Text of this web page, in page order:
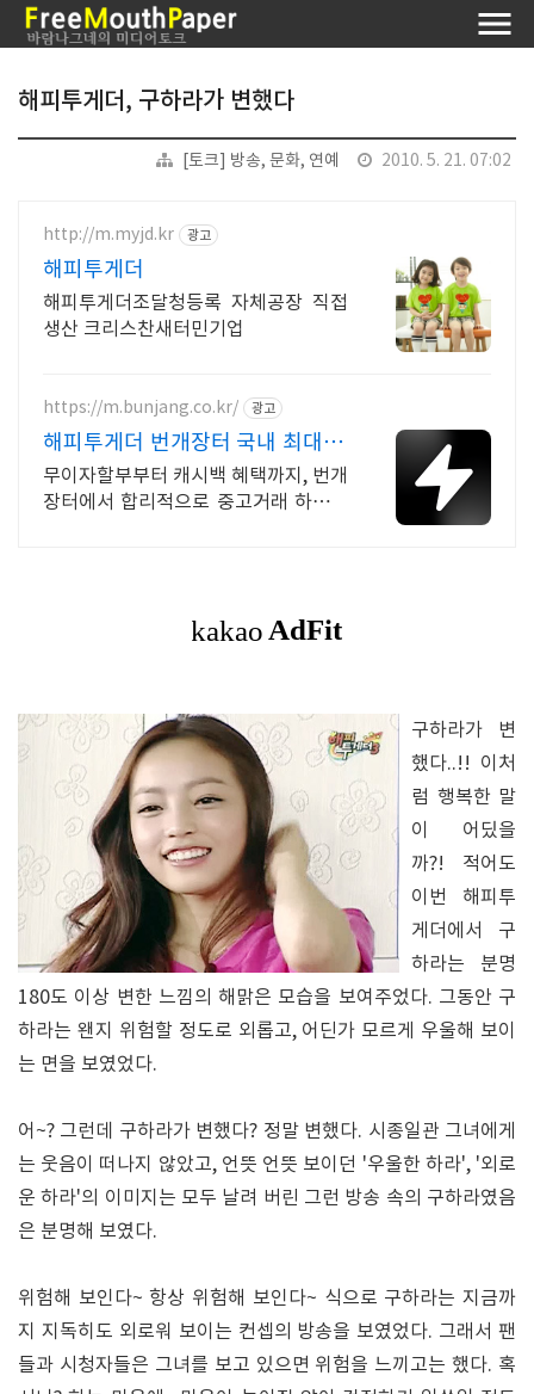
해피투게더, 구하라가 변했다
[토크] 방송, 문화, 연예 2010. 5. 21. 07:02
http://m.myjd.kr 광고
해피투게더
해피투게더조달청등록 자체공장 직접
생산 크리스찬새터민기업
https://m.bunjang.co.kr/ 광고
해피투게더 번개장터 국내 최대 브
랜드 중고거래
무이자할부부터 캐시백 혜택까지, 번개
장터에서 합리적으로 중고거래 하세요
구하라가 변
했다..!! 이처
럼 행복한 말
이 어딨을
까?! 적어도
이번 해피투
게더에서 구
하라는 분명
180도 이상 변한 느낌의 해맑은 모습을 보여주었다. 그동안 구
하라는 왠지 위험할 정도로 외롭고, 어딘가 모르게 우울해 보이
는 면을 보였었다.
어~? 그런데 구하라가 변했다? 정말 변했다. 시종일관 그녀에게
는 웃음이 떠나지 않았고, 언뜻 언뜻 보이던 '우울한 하라', '외로
운 하라'의 이미지는 모두 날려 버린 그런 방송 속의 구하라였음
은 분명해 보였다.
위험해 보인다~ 항상 위험해 보인다~ 식으로 구하라는 지금까
지 지독히도 외로워 보이는 컨셉의 방송을 보였었다. 그래서 팬
들과 시청자들은 그녀를 보고 있으면 위험을 느끼고는 했다. 혹